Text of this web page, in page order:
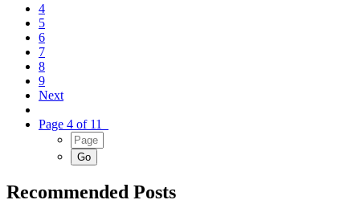
4
5
6
7
8
9
Next
Page 4 of 11
Recommended Posts